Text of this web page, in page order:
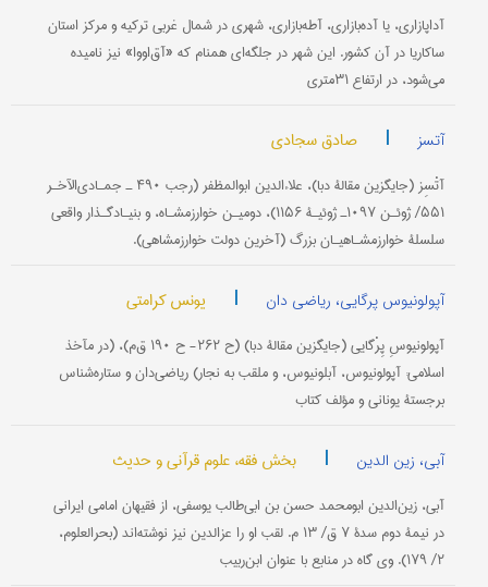
آداپازاری، یا آده‌بازاری، آطه‌بازاری، شهری در شمال غربی ترکیه و مرکز استان
ساکاریا در آن کشور. این شهر در جلگه‌ای همنام که «آق‌اووا» نیز نامیده
می‌شود، در ارتفاع ۳۱متری
آتسز | صادق سجادی
آتْسِز (جایگزین مقالۀ دبا)، علاءالدين ابوالمظفر (رجب ۴۹۰ ـ جمـادی‌الآخـر
۵۵۱/ ژوئـن ۱۰۹۷ـ ژوئیـۀ ۱۱۵۶)، دومیـن خوارزمشـاه، و بنیـادگـذار واقعی
سلسلۀ خوارزمشـاهیـان بزرگ (آخرین دولت خوارزمشاهی).
آپولونیوس پرگایی، ریاضی دان | یونس کرامتی
آپولونیوسِ پِرْگایی (جایگزین مقالۀ دبا) (ح ۲۶۲- ح ۱۹۰ ق‌م)، (در مآخذ
اسلامی: آپولونیوس، آبلونیوس، و ملقب به نجار) ریاضی‌دان و ستاره‌شناس
برجستۀ یونانی و مؤلف کتاب
آبی، زین الدین | بخش فقه، علوم قرآنی و حدیث
آبی، زین‌الدین ابومحمد حسن بن ابی‌طالب یوسفی، از فقیهان امامی ایرانی
در نیمۀ دوم سدۀ ۷ ق/ ۱۳ م. لقب او را عزالدین نیز نوشته‌اند (بحرالعلوم،
۲/ ۱۷۹). وی گاه در منابع با عنوان ابن‌ربیب